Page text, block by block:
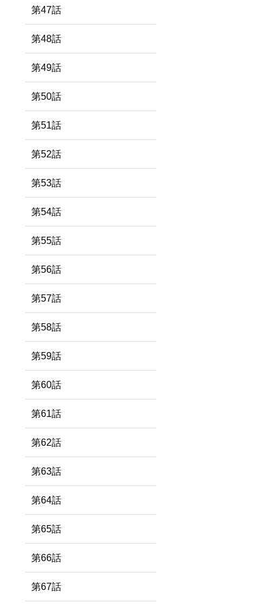
第47話
第48話
第49話
第50話
第51話
第52話
第53話
第54話
第55話
第56話
第57話
第58話
第59話
第60話
第61話
第62話
第63話
第64話
第65話
第66話
第67話